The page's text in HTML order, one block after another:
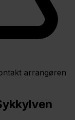
arrangøren